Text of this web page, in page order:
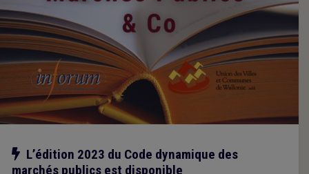
Notre action
L’édition 2023 du Code dynamique des
marchés publics est disponible